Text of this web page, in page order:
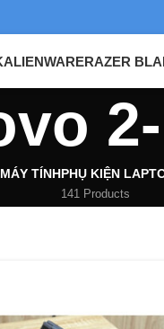
ALIENWARERAZER
TÍNHPHỤ KIỆN
141 Products